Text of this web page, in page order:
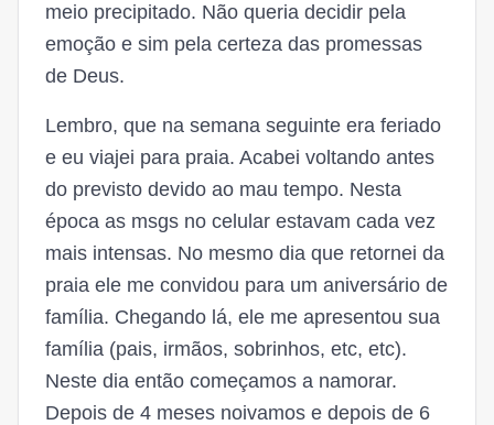
meio precipitado. Não queria decidir pela
emoção e sim pela certeza das promessas
de Deus.
Lembro, que na semana seguinte era feriado
e eu viajei para praia. Acabei voltando antes
do previsto devido ao mau tempo. Nesta
época as msgs no celular estavam cada vez
mais intensas. No mesmo dia que retornei da
praia ele me convidou para um aniversário de
família. Chegando lá, ele me apresentou sua
família (pais, irmãos, sobrinhos, etc, etc).
Neste dia então começamos a namorar.
Depois de 4 meses noivamos e depois de 6